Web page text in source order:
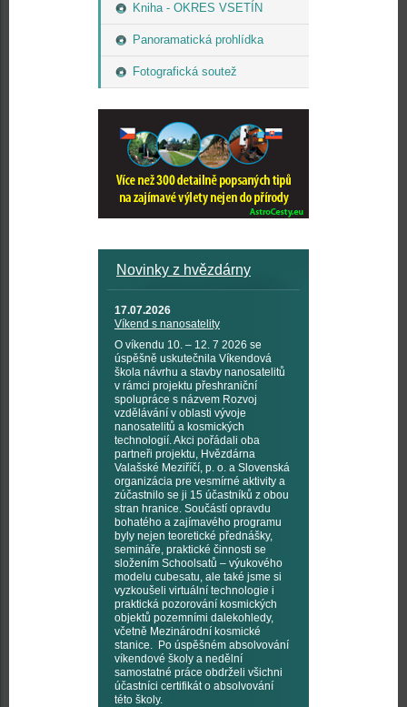
Kniha - OKRES VSETÍN
Panoramatická prohlídka
Fotografická soutež
Novinky z hvězdárny
17.07.2026
Víkend s nanosatelity
O víkendu 10. – 12. 7 2026 se
úspěšně uskutečnila Víkendová
škola návrhu a stavby nanosatelitů
v rámci projektu přeshraniční
spolupráce s názvem Rozvoj
vzdělávání v oblasti vývoje
nanosatelitů a kosmických
technologií. Akci pořádali oba
partneři projektu, Hvězdárna
Valašské Meziříčí, p. o. a Slovenská
organizácia pre vesmírné aktivity a
zúčastnilo se ji 15 účastníků z obou
stran hranice. Součástí opravdu
bohatého a zajímavého programu
byly nejen teoretické přednášky,
semináře, praktické činnosti se
složením Schoolsatů – výukového
modelu cubesatu, ale také jsme si
vyzkoušeli virtuální technologie i
praktická pozorování kosmických
objektů pozemními dalekohledy,
včetně Mezinárodní kosmické
stanice. Po úspěšném absolvování
víkendové školy a nedělní
samostatné práce obdrželi všichni
účastníci certifikát o absolvování
této školy.